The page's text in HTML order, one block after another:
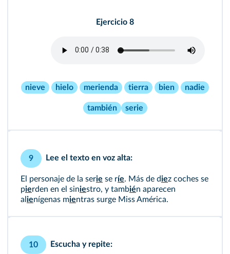
Ejercicio 8
nieve hielo merienda tierra bien nadie
también serie
9 Lee el texto en voz alta:
El personaje de la serie se ríe. Más de diez coches se
pierden en el siniestro, y también aparecen
al ienígenas mientras surge Miss América.
10 Escucha y repite: